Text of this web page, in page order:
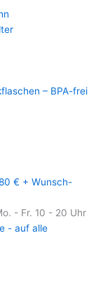
– BPA-frei
€ + Wunsch-
- Fr. 10 - 20 Uhr
- auf alle